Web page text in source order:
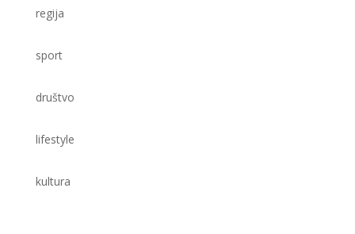
regija
sport
društvo
lifestyle
kultura